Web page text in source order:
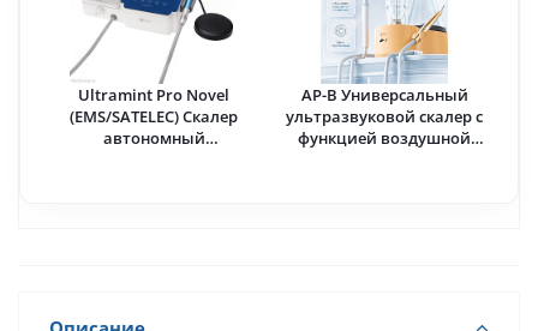
Ultramint Pro Novel
(EMS/SATELEC) Скалер
автономный
AP-B Универсальный
ультразвуковой скалер с
функцией воздушной